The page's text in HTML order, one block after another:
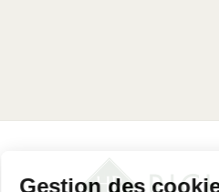
Gestion des